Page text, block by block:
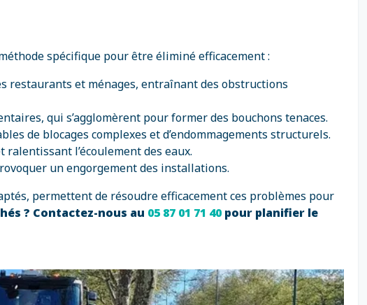
spécifique pour être éliminé efficacement :
restaurants et ménages, entraînant des obstructions
qui s’agglomèrent pour former des bouchons tenaces.
de blocages complexes et d’endommagements structurels.
l’écoulement des eaux.
un engorgement des installations.
permettent de résoudre efficacement ces problèmes pour
? Contactez-nous au 05 87 01 71 40pour planifier le